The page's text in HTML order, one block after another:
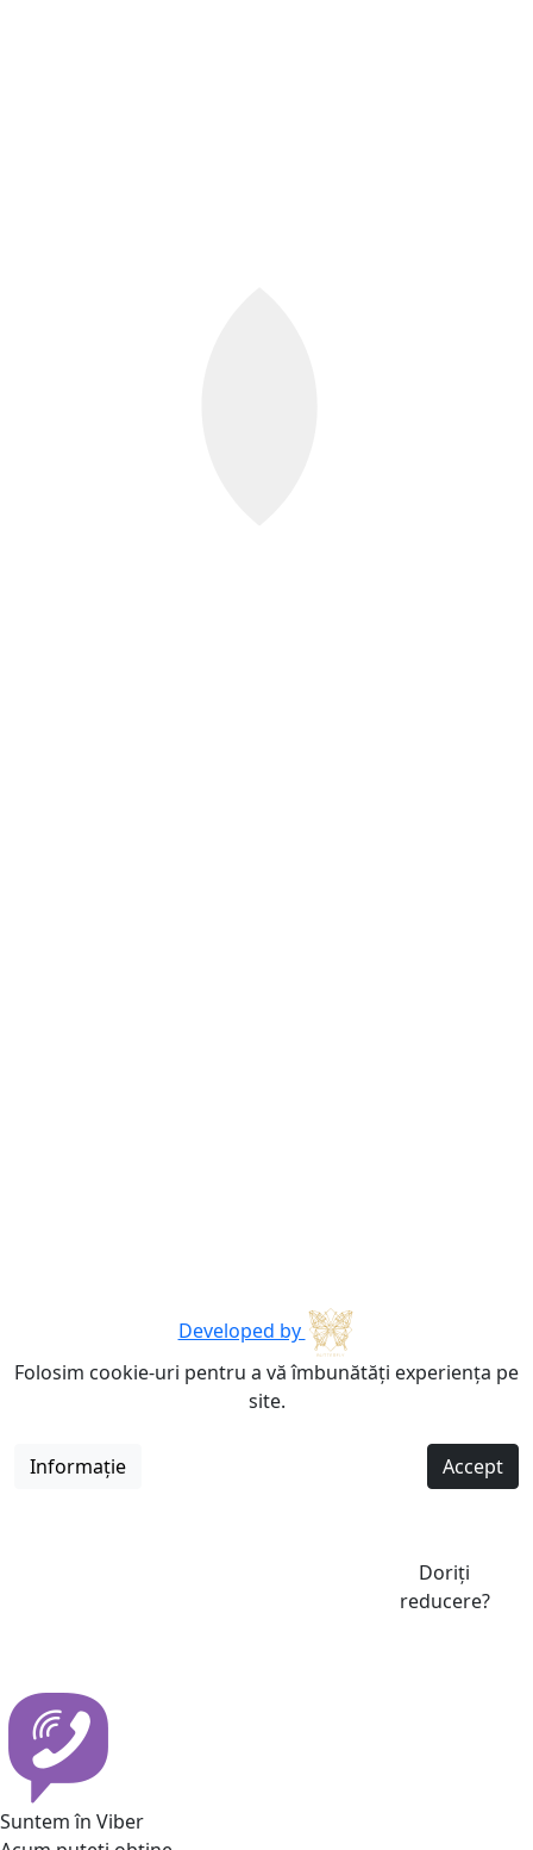
Developed by
Folosim cookie-uri pentru a vă îmbunătăți experiența pe
site.
Informație Accept
Doriți
reducere?
Suntem în Viber